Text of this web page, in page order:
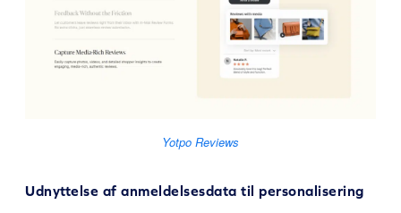
Yotpo Reviews
Udnyttelse af anmeldelsesdata til personalisering